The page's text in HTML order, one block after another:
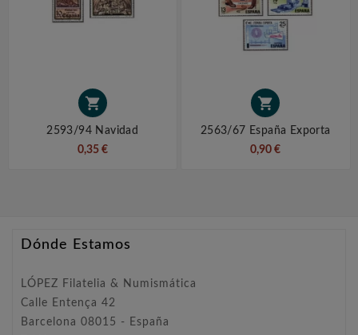

2593/94 Navidad
0,35 €

2563/67 España Exporta
0,90 €
Dónde Estamos
LÓPEZ Filatelia & Numismática
Calle Entença 42
Barcelona 08015 - España